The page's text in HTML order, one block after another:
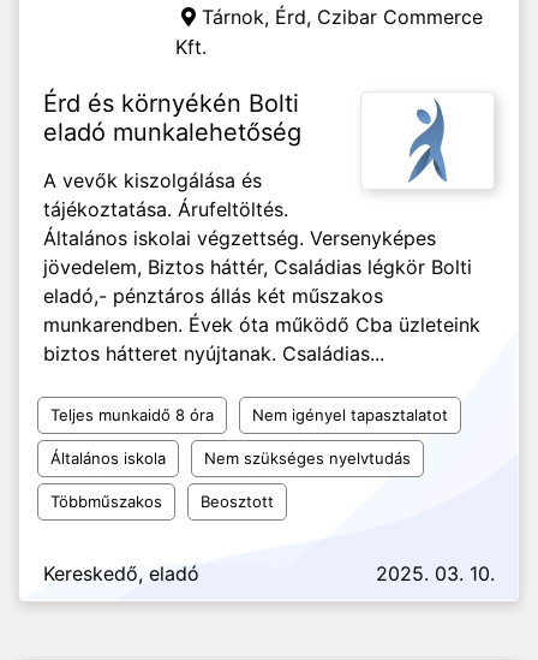
Tárnok, Érd, Czibar Commerce
Kft.
Érd és környékén Bolti
eladó munkalehetőség
A vevők kiszolgálása és
tájékoztatása. Árufeltöltés.
Általános iskolai végzettség. Versenyképes
jövedelem, Biztos háttér, Családias légkör Bolti
eladó,- pénztáros állás két műszakos
munkarendben. Évek óta működő Cba üzleteink
biztos hátteret nyújtanak. Családias...
Teljes munkaidő 8 óra Nem igényel tapasztalatot
Általános iskola Nem szükséges nyelvtudás
Többműszakos Beosztott
Kereskedő, eladó 2025. 03. 10.